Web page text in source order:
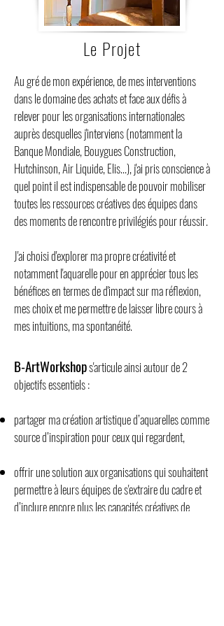
Le Projet
Au gré de mon expérience, de mes interventions
dans le domaine des achats et face aux défis à
relever pour les organisations internationales
auprès desquelles j'interviens (notamment la
Banque Mondiale, Bouygues Construction,
Hutchinson, Air Liquide, Elis...), j'ai pris conscience à
quel point il est indispensable de pouvoir mobiliser
toutes les ressources créatives des équipes dans
des moments de rencontre privilégiés pour réussir.
J'ai choisi d'explorer ma propre créativité et
notamment l'aquarelle pour en apprécier tous les
bénéfices en termes de d'impact sur ma réflexion,
mes choix et me permettre de laisser libre cours à
mes intuitions, ma spontanéité.
B-ArtWorkshops'articule ainsi autour de 2
objectifs essentiels :
partager ma création artistique d’aquarelles comme
source d’inspiration pour ceux qui regardent,
offrir une solution aux organisations qui souhaitent
permettre à leurs équipes de s'extraire du cadre et
d’inclure encore plus les capacités créatives de